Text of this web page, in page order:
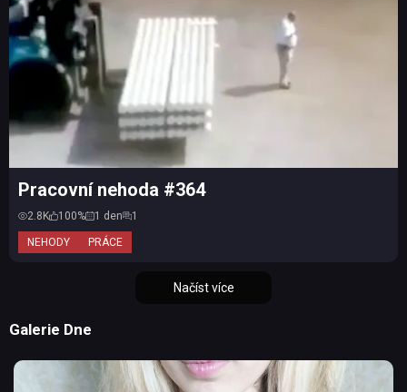
NEHODY PRÁCE
Pracovní nehoda #364
2.8K 100% 1 den 1
Načíst více
Galerie Dne